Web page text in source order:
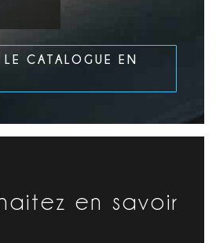
CATALOGUE EN
en savoir